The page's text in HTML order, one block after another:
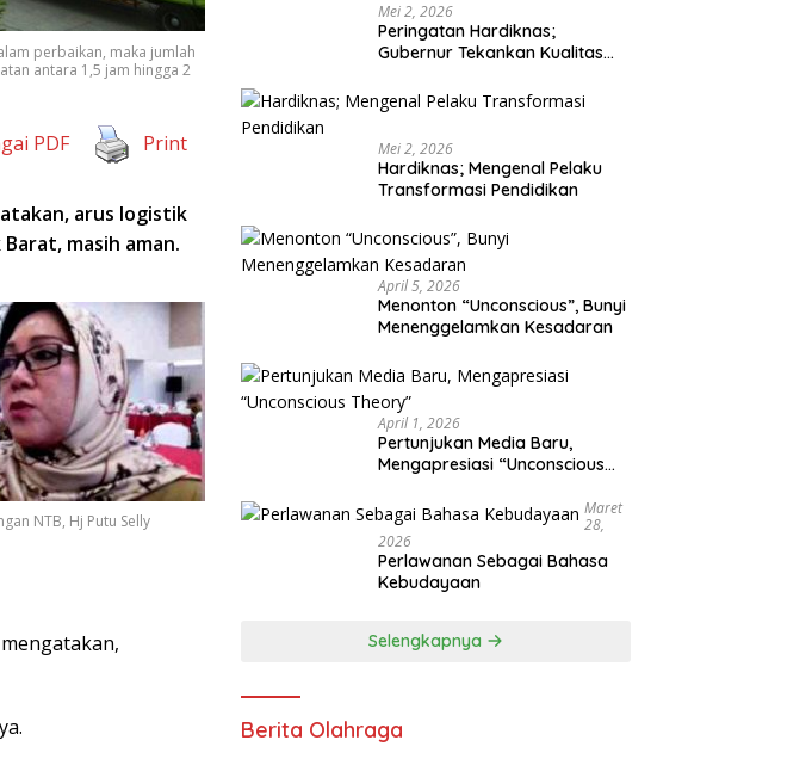
perbaikan, maka jumlah
antara 1,5 jam hingga 2
PDF Print
arus logistik
masih aman.
NTB, Hj Putu Selly
Mei 2, 2026
Peringatan Hardiknas;
Gubernur Tekankan Kualitas
Mei 2, 2026
Hardiknas; Mengenal Pelaku
Transformasi Pendidikan
April 5, 2026
Menonton “Unconscious”, Bunyi
Menenggelamkan Kesadaran
April 1, 2026
Pertunjukan Media Baru,
Mengapresiasi “Unconscious
Maret
28,
2026
Perlawanan Sebagai Bahasa
Kebudayaan
Selengkapnya
Berita Olahraga